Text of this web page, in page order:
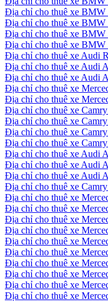
Địa chỉ cho thuê xe BMW
Địa chỉ cho thuê xe BMW
Địa chỉ cho thuê xe BMW
Địa chỉ cho thuê xe BMW
Địa chỉ cho thuê xe Audi
Địa chỉ cho thuê xe Audi
Địa chỉ cho thuê xe Audi
Địa chỉ cho thuê xe
Địa chỉ cho thuê xe
Địa chỉ cho thuê xe
Địa chỉ cho thuê xe
Địa chỉ cho thuê xe
Địa chỉ cho thuê xe
Địa chỉ cho thuê xe Audi
Địa chỉ cho thuê xe Audi
Địa chỉ cho thuê xe Audi
Địa chỉ cho thuê xe
Địa chỉ cho thuê xe
Địa chỉ cho thuê xe
Địa chỉ cho thuê xe
Địa chỉ cho thuê xe
Địa chỉ cho thuê xe
Địa chỉ cho thuê xe
Địa chỉ cho thuê xe
Địa chỉ cho thuê xe
Địa chỉ cho thuê xe
Địa chỉ cho thuê xe